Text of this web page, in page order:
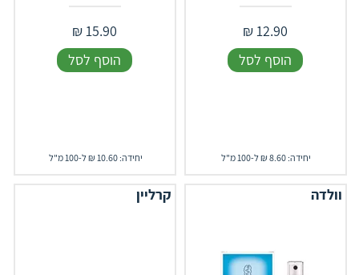
12.90
₪
הוסף לסל
יחידה: 8.60 ₪ ל-100 מ"ל
15.90
₪
הוסף לסל
יחידה: 10.60 ₪ ל-100 מ"ל
וולדה קרליין